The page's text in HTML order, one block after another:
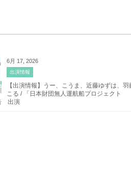
6月 17, 2026
出演情報
【出演情報】うー、こうま、近藤ゆずは、羽
こる / 「日本財団無人運航船プロジェクト
出演